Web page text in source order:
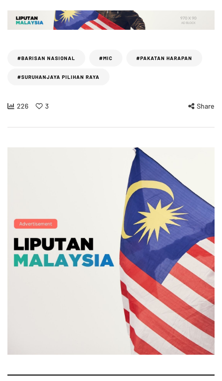
#BARISAN NASIONAL #MIC #PAKATAN HARAPAN
#SURUHANJAYA PILIHAN RAYA
226 3 Share